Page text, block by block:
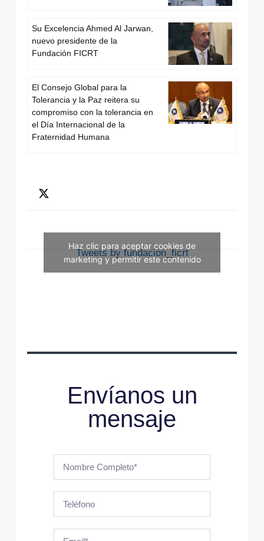
Su Excelencia Ahmed Al Jarwan,
nuevo presidente de la
Fundación FICRT
El Consejo Global para la
Tolerancia y la Paz reitera su
compromiso con la tolerancia en
el Día Internacional de la
Fraternidad Humana
Tweets by fundacion_ficrt
Haz clic para aceptar cookies de
marketing y permitir este contenido
Envíanos un
mensaje